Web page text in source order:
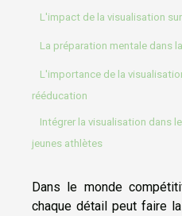
L'impact de la visualisation
La préparation mentale dans
L'importance de la
rééducation
Intégrer la visualisation dans
jeunes athlètes
Dans le monde
chaque détail peut faire